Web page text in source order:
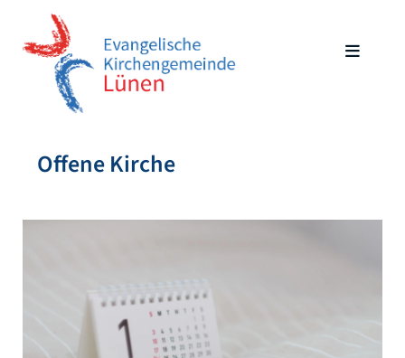
Offene Kirche